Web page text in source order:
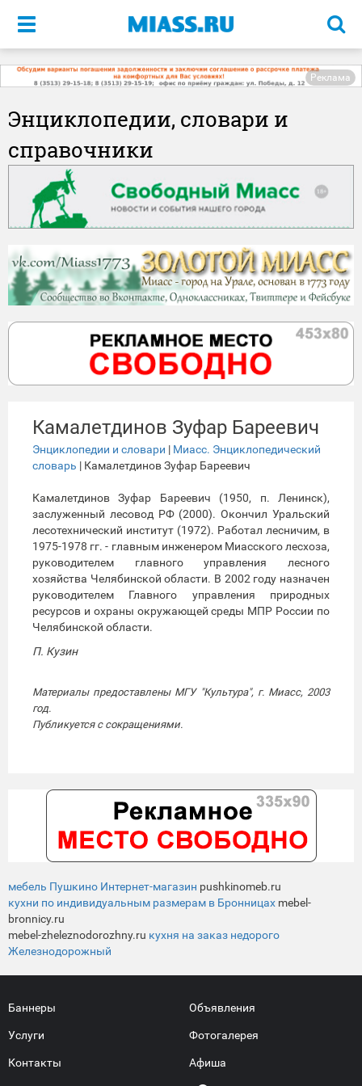
Меню
Реклама
Энциклопедии, словари и
справочники
Камалетдинов Зуфар Бареевич
Энциклопедии и словари | Миасс. Энциклопедический
словарь | Камалетдинов Зуфар Бареевич
Камалетдинов Зуфар Бареевич (1950, п. Ленинск),
заслуженный лесовод РФ (2000). Окончил Уральский
лесотехнический институт (1972). Работал лесничим, в
1975-1978 гг. - главным инженером Миасского лесхоза,
руководителем главного управления лесного
хозяйства Челябинской области. В 2002 году назначен
руководителем Главного управления природных
ресурсов и охраны окружающей среды МПР России по
Челябинской области.
П. Кузин
Материалы предоставлены МГУ "Культура", г. Миасс, 2003
год.
Публикуется с сокращениями.
мебель Пушкино Интернет-магазин pushkinomeb.ru
кухни по индивидуальным размерам в Бронницах mebel-
bronnicy.ru
mebel-zheleznodorozhny.ru кухня на заказ недорого
Железнодорожный
Баннеры
Услуги
Контакты
Объявления
Фотогалерея
Афиша